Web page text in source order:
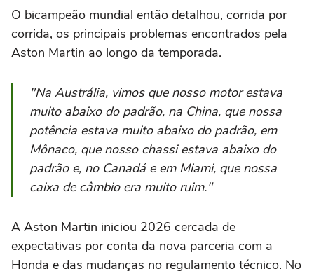
O bicampeão mundial então detalhou, corrida por
corrida, os principais problemas encontrados pela
Aston Martin ao longo da temporada.
"Na Austrália, vimos que nosso motor estava
muito abaixo do padrão, na China, que nossa
potência estava muito abaixo do padrão, em
Mônaco, que nosso chassi estava abaixo do
padrão e, no Canadá e em Miami, que nossa
caixa de câmbio era muito ruim."
A Aston Martin iniciou 2026 cercada de
expectativas por conta da nova parceria com a
Honda e das mudanças no regulamento técnico. No